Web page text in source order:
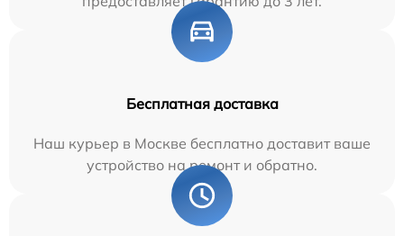
Бесплатная доставка
Наш курьер в Москве бесплатно доставит ваше
устройство на ремонт и обратно.